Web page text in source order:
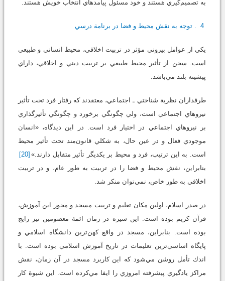
به تصميم‌گيري هستند و خود مسئول پيامدهاي انتخاب خويش‌ هستند.
4. توجه به نقش محيط و فضا در برنامة درسي
يكي از عوامل بيروني مؤثر در تربيت اخلاقي، محيط انساني و طبيعي
است. سخن از تأثير محيط طبيعي بر تربيت ديني و اخلاقي، داراي
پيشينه بلند مي‌باشد.
طرفداران نظرية شناختي ـ اجتماعي، معتقدند كه رفتار فرد تحت تأثير
نيروهاي اجتماعي است، ولي چگونگي برخورد و چگونگي تأثيرگذاري
بر نيروهاي اجتماعي در اختيار فرد است. در اين ديدگاه، «انسان
موجودي فعال و در عين حال، به شكلي قانون‌مند تحت تأثير محيط
است. به اين ترتيب، فرد و محيط بر يكديگر تأثير متقابل دارند.» [20]
بنابراين، نقش محيط و فضا را در تربيت به طور عام، و در تربيت
اخلاقي به طور خاص، نمي‌توان منكر شد.
در صدر اسلام، اولين مكان تعليم و تربيت مسجد و محور اين آموزش،
قرآن كريم بوده است. اين سيره در زمان ائمة معصومين نيز رايج
بوده است. بنابراين، مسجد در واقع كهن‌ترين دانشگاه اسلامي و
پايگاه اساسي‌ترين تعليمات در تاريخ آموزش اسلامي بوده است. با
اندك تأمل روشن مي‌شود كه اين كاربرد مسجد در آن زمان، نقش
مراكز يادگيري پيشرفته امروزي را ايفا مي‌كرده است. اين شيوة كار